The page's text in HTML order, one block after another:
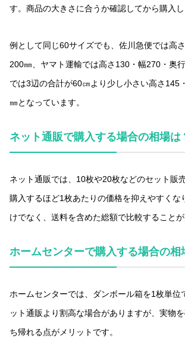
す。商品の大きさに合うか確認してから購入し
例として同じ60サイズでも、佐川急便では高
200㎜、ヤマト運輸では高さ130・幅270・奥
では3辺の合計が60㎝より少し小さい高さ145
㎜となっています。
ネット通販で購入する場合の相場は
ネット通販では、10枚や20枚などのセット販
購入するほど1枚あたりの価格を抑えやすくな
けでなく、送料を含めた総額で比較することが
ホームセンターで購入する場合の相
ホームセンターでは、ダンボール箱を1枚単位
ット通販より割高な場合がありますが、実物
ち帰れる点がメリットです。